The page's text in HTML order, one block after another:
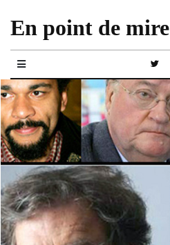
En point de mire